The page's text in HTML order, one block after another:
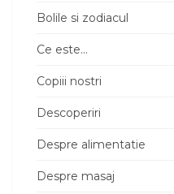
Bolile si zodiacul
Ce este…
Copiii nostri
Descoperiri
Despre alimentatie
Despre masaj